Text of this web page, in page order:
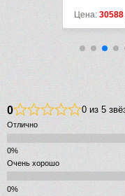
Цена: 30588
0 0 из 5
Отлично
Очень хорошо